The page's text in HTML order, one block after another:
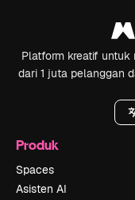
Platform kreatif untuk
dari 1 juta pelanggan
Produk
Spaces
Asisten AI